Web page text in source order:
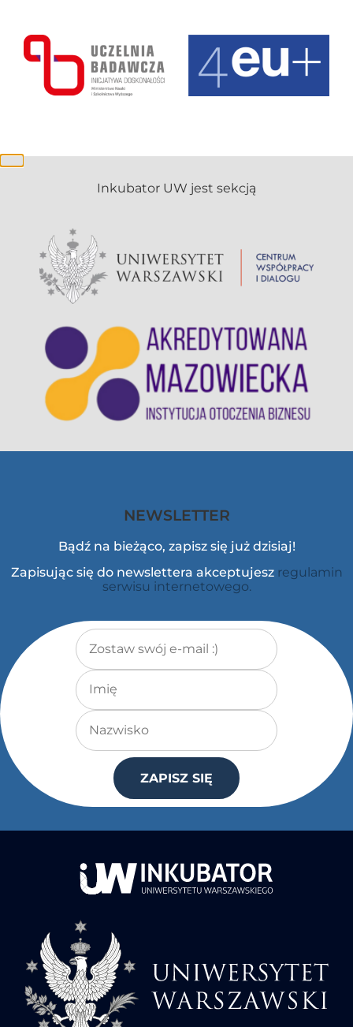
NEWSLETTER
Bądź na bieżąco, zapisz się już dzisiaj!
Zapisując się do newslettera akceptujesz regulamin
serwisu internetowego.
Adres e-mail*
Imię
Nazwisko
ZAPISZ SIĘ